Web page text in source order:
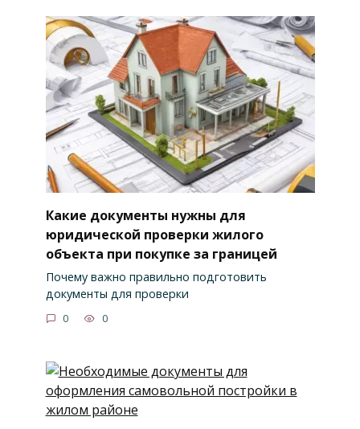
Какие документы нужны для
юридической проверки жилого
объекта при покупке за границей
Почему важно правильно подготовить
документы для проверки
0 0